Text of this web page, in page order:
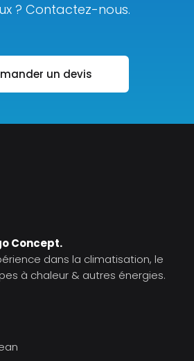
? Contactez-nous.
un devis
Concept.
dans la climatisation, le
à chaleur & autres énergies.